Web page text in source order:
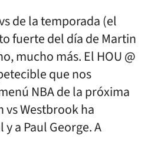
de la temporada (el
fuerte del día de Martin
mucho más. El HOU @
que nos
NBA de la próxima
vs Westbrook ha
a Paul George. A